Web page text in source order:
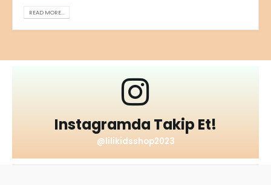
READ MORE...
Instagramda Takip Et!
@lilikidsshop2023